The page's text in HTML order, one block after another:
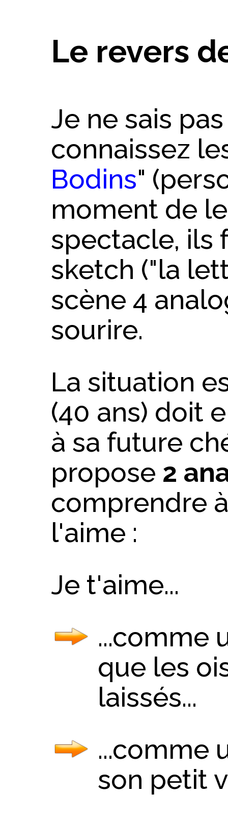
Le revers
Je ne sais
connaissez
Bodins"
moment de
spectacle, ils
sketch ("la
scène 4
sourire.
La situation
(40 ans) doit
à sa future
propose 2
comprendre
l'aime :
Je t'aime...
...comme
que les
laissés...
...comme
son petit